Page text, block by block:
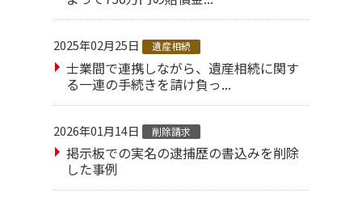
2025年02月25日 遺産相続
士業間で連携しながら、遺産相続に関す
る一連の手続きを請け負っ...
2026年01月14日 削除請求
掲示板での実名の逮捕歴の書込みを削除
した事例